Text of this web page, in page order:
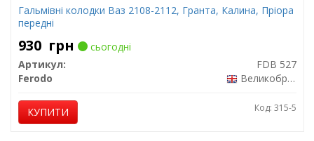
Гальмівні колодки Ваз 2108-2112, Гранта, Калина, Пріора
передні
930 грн
сьогодні
Артикул:
FDB 527
Ferodo
Великобританія
КУПИТИ Код: 315-5